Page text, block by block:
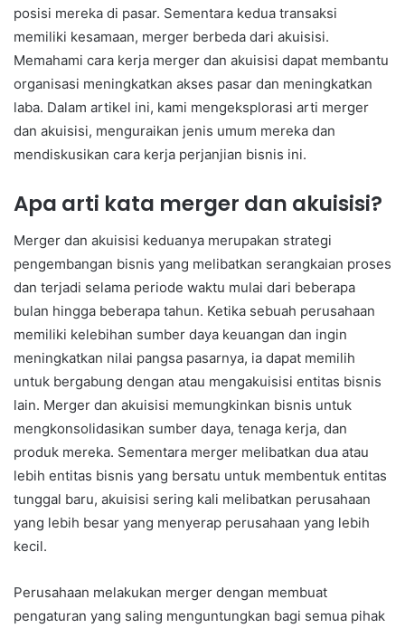
posisi mereka di pasar. Sementara kedua transaksi
memiliki kesamaan, merger berbeda dari akuisisi.
Memahami cara kerja merger dan akuisisi dapat membantu
organisasi meningkatkan akses pasar dan meningkatkan
laba. Dalam artikel ini, kami mengeksplorasi arti merger
dan akuisisi, menguraikan jenis umum mereka dan
mendiskusikan cara kerja perjanjian bisnis ini.
Apa arti kata merger dan akuisisi?
Merger dan akuisisi keduanya merupakan strategi
pengembangan bisnis yang melibatkan serangkaian proses
dan terjadi selama periode waktu mulai dari beberapa
bulan hingga beberapa tahun. Ketika sebuah perusahaan
memiliki kelebihan sumber daya keuangan dan ingin
meningkatkan nilai pangsa pasarnya, ia dapat memilih
untuk bergabung dengan atau mengakuisisi entitas bisnis
lain. Merger dan akuisisi memungkinkan bisnis untuk
mengkonsolidasikan sumber daya, tenaga kerja, dan
produk mereka. Sementara merger melibatkan dua atau
lebih entitas bisnis yang bersatu untuk membentuk entitas
tunggal baru, akuisisi sering kali melibatkan perusahaan
yang lebih besar yang menyerap perusahaan yang lebih
kecil.
Perusahaan melakukan merger dengan membuat
pengaturan yang saling menguntungkan bagi semua pihak